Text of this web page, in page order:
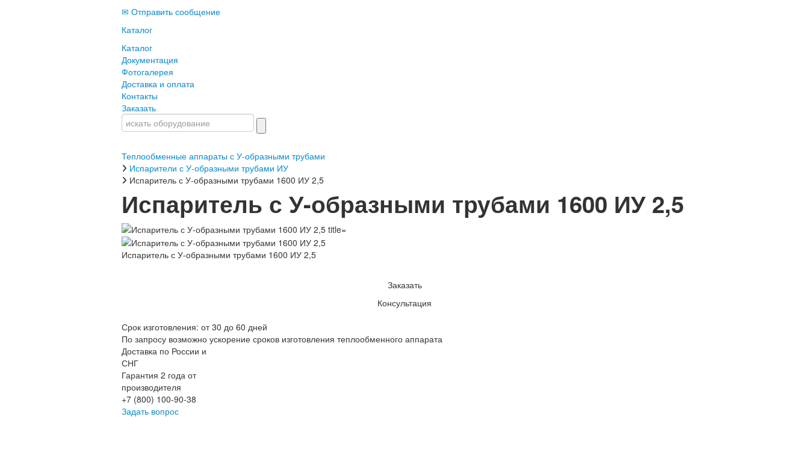
✉ Отправить сообщение
Каталог
Каталог
Документация
Фотогалерея
Доставка и оплата
Контакты
Заказать
Теплообменные аппараты с У-образными трубами
Испарители с У-образными трубами ИУ
Испаритель с У-образными трубами 1600 ИУ 2,5
Испаритель с У-образными трубами 1600 ИУ 2,5
Испаритель с У-образными трубами 1600 ИУ 2,5
Заказать
Консультация
Срок изготовления: от 30 до 60 дней
По запросу возможно ускорение сроков изготовления теплообменного аппарата
Доставка по России и
СНГ
Гарантия 2 года от
производителя
+7 (800) 100-90-38
Задать вопрос